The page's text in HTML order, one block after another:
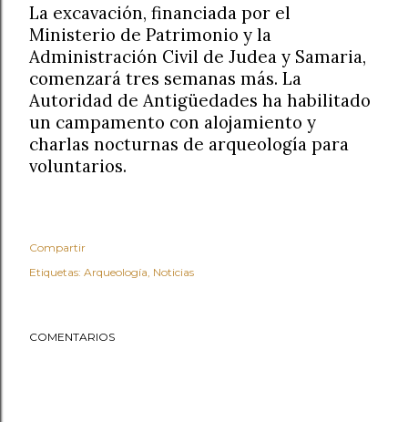
La excavación, financiada por el
Ministerio de Patrimonio y la
Administración Civil de Judea y Samaria,
comenzará tres semanas más. La
Autoridad de Antigüedades ha habilitado
un campamento con alojamiento y
charlas nocturnas de arqueología para
voluntarios.
Compartir
Etiquetas: Arqueología Noticias
COMENTARIOS